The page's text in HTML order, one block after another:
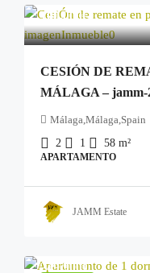
100.000€
CESIÓN DE
MÁLAGA – jamm-
Málaga,Málaga,Spain
2
1 58 m²
APARTAMENTO
JAMM Estate
249.900€